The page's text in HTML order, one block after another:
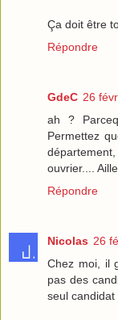
Ça doit être
Répondre
GdeC 26
ah ?
Permettez
ouvrier....
Répondre
Nicolas 26
Chez moi, il
pas des
seul